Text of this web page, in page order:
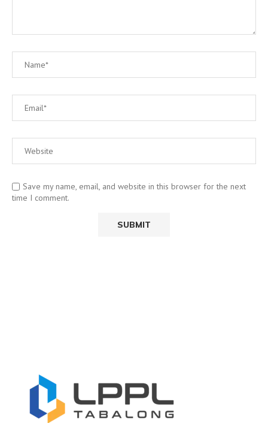
Save my name, email, and website in this browser for the next
time I comment.